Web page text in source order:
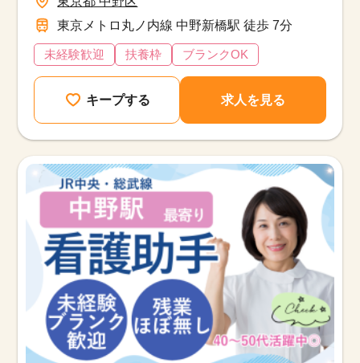
東京メトロ丸ノ内線 中野新橋駅 徒歩 7分
未経験歓迎 扶養枠 ブランクOK
キープする 求人を見る